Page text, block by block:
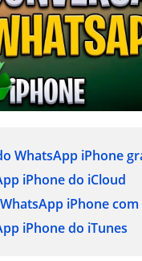
WhatsApp iPhone
iPhone do iCloud
iPhone com
iPhone do iTunes